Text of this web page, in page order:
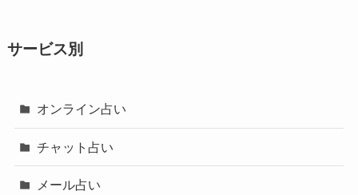
サービス別
オンライン占い
チャット占い
メール占い